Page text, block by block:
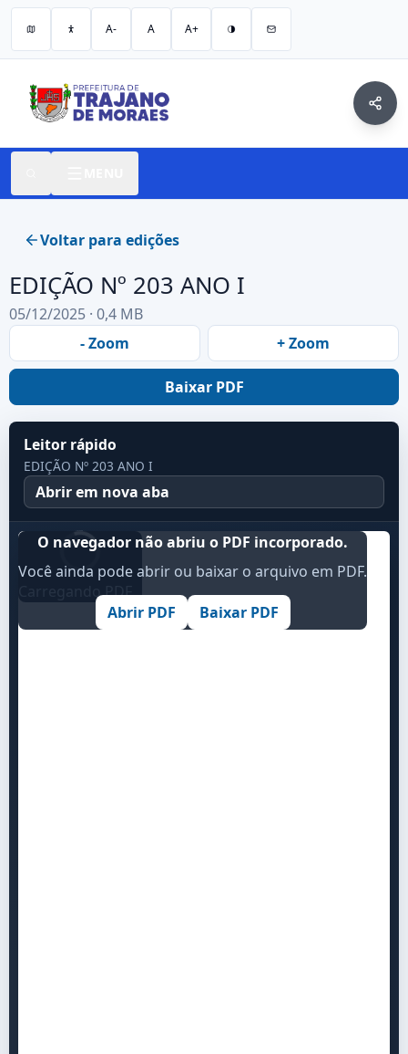
A- A A+
Voltar para edições
EDIÇÃO Nº 203 ANO I
05/12/2025 · 0,4 MB
- Zoom
+ Zoom
Baixar PDF
Leitor rápido
EDIÇÃO Nº 203 ANO I
Abrir em nova aba
Carregando PDF...
O navegador não abriu o PDF incorporado.
Você ainda pode abrir ou baixar o arquivo em PDF.
Abrir PDF Baixar PDF